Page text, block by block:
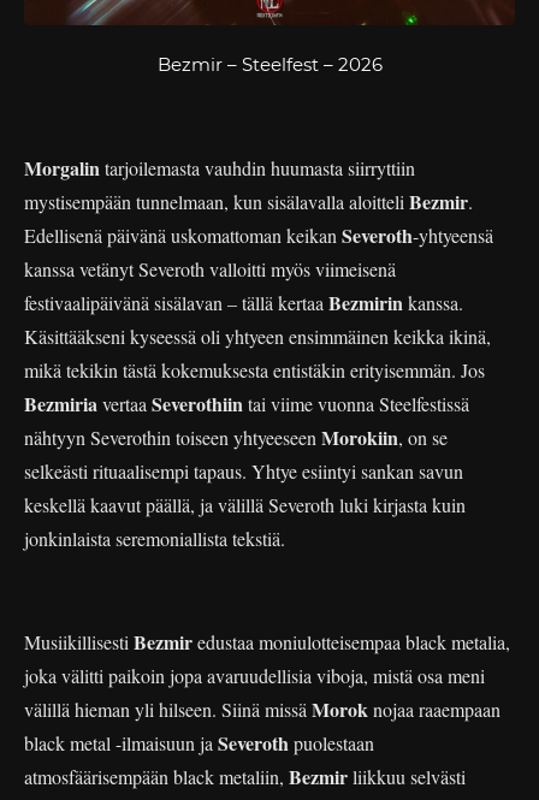
Bezmir – Steelfest – 2026
Morgalintarjoilemasta vauhdin huumasta siirryttiin
mystisempään tunnelmaan, kun sisälavalla aloitteli Bezmir.
Edellisenä päivänä uskomattoman keikan Severoth-yhtyeensä
kanssa vetänyt Severoth valloitti myös viimeisenä
festivaalipäivänä sisälavan – tällä kertaa Bezmirinkanssa.
Käsittääkseni kyseessä oli yhtyeen ensimmäinen keikka ikinä,
mikä tekikin tästä kokemuksesta entistäkin erityisemmän. Jos
Bezmiriavertaa Severothiintai viime vuonna Steelfestissä
nähtyyn Severothin toiseen yhtyeeseen Morokiin, on se
selkeästi rituaalisempi tapaus. Yhtye esiintyi sankan savun
keskellä kaavut päällä, ja välillä Severoth luki kirjasta kuin
jonkinlaista seremoniallista tekstiä.
Musiikillisesti Bezmiredustaa moniulotteisempaa black metalia,
joka välitti paikoin jopa avaruudellisia viboja, mistä osa meni
välillä hieman yli hilseen. Siinä missä Moroknojaa raaempaan
black metal -ilmaisuun ja Severothpuolestaan
atmosfäärisempään black metaliin, Bezmirliikkuu selvästi